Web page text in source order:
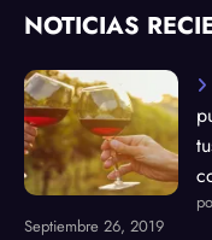
NOTICIAS
Septiembre 26, 2019